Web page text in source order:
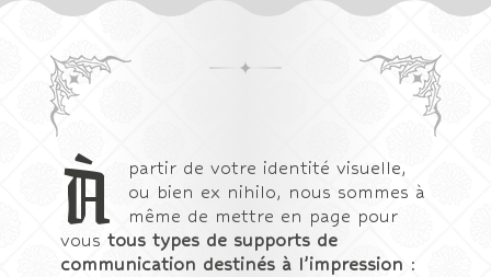
À
partir de votre identité visuelle,
ou bien ex nihilo, nous sommes à
même de mettre en page pour
vous tous types de supports de
communication destinés à l’impression :